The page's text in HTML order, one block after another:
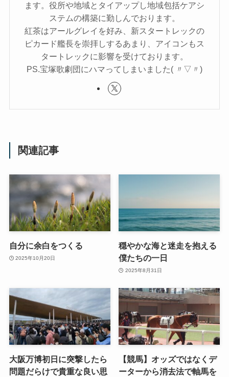
ます。役所や地域とタイアップし地域包括ケアシ
ステムの構築に勤しんでおります。
紅茶はアールグレイを好み、新スタートレックの
ピカード艦長を崇拝しするあまり、アイコンもス
タートレックに影響を受けております。
PS.宝塚歌劇団にハマってしまいました( 〃▽〃)
関連記事
自分に余白をつくる
2025年10月20日
穏やかな海と迷走を抱える
僕たちの一日
2025年8月31日
大阪万博初日に突撃したら
問題だらけで貴重な良い思
【競馬】オッズではなくデ
ーターから消去法で軸馬を